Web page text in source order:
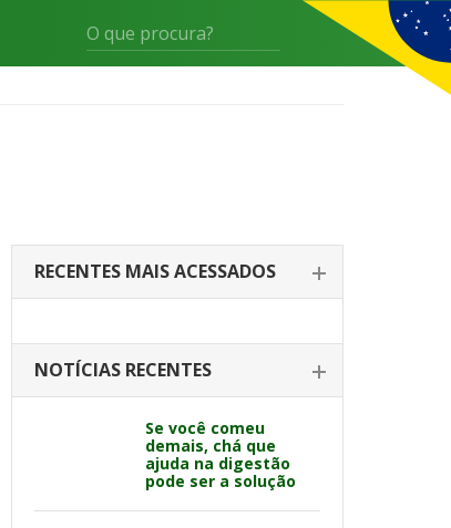
RECENTES MAIS ACESSADOS
NOTÍCIAS RECENTES
Se você comeu
demais, chá que
ajuda na digestão
pode ser a solução